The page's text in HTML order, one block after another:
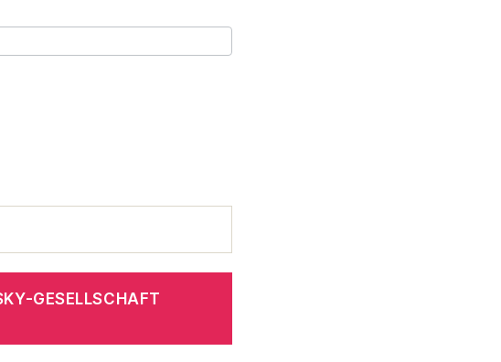
GESELLSCHAFT